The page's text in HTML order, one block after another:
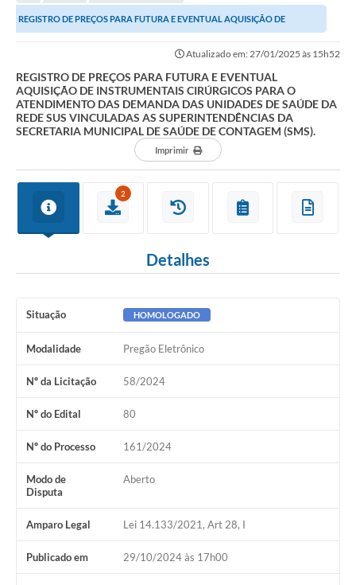
REGISTRO DE PREÇOS PARA FUTURA E EVENTUAL AQUISIÇÃO DE
INSTRUMENTAIS CIRÚRGICOS PARA O ATENDIMENTO DAS...
Atualizado em: 27/01/2025 às 15h52
REGISTRO DE PREÇOS PARA FUTURA E EVENTUAL
AQUISIÇÃO DE INSTRUMENTAIS CIRÚRGICOS PARA O
ATENDIMENTO DAS DEMANDA DAS UNIDADES DE SAÚDE DA
REDE SUS VINCULADAS AS SUPERINTENDÊNCIAS DA
SECRETARIA MUNICIPAL DE SAÚDE DE CONTAGEM (SMS).
Imprimir
2
Detalhes
Situação HOMOLOGADO
Modalidade Pregão Eletrônico
Nº da Licitação 58/2024
Nº do Edital 80
Nº do Processo 161/2024
Modo de
Disputa
Aberto
Amparo Legal Lei 14.133/2021, Art 28, I
Publicado em 29/10/2024 às 17h00